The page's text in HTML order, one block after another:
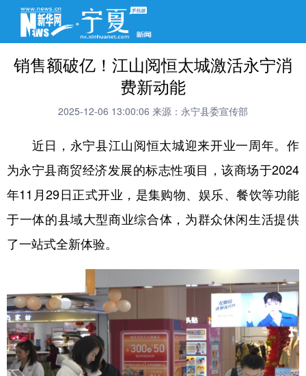
销售额破亿！江山阅恒太城激活永宁消
费新动能
2025-12-06 13:00:06 来源：永宁县委宣传部
近日，永宁县江山阅恒太城迎来开业一周年。作
为永宁县商贸经济发展的标志性项目，该商场于2024
年11月29日正式开业，是集购物、娱乐、餐饮等功能
于一体的县域大型商业综合体，为群众休闲生活提供
了一站式全新体验。